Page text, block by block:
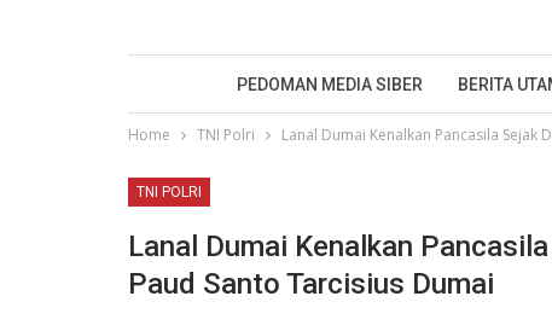
PEDOMAN MEDIA SIBER BERITA
Home TNI Polri Lanal Dumai Kenalkan Pancasila Sejak
TNI POLRI
Lanal Dumai Kenalkan
Paud Santo Tarcisius Dumai